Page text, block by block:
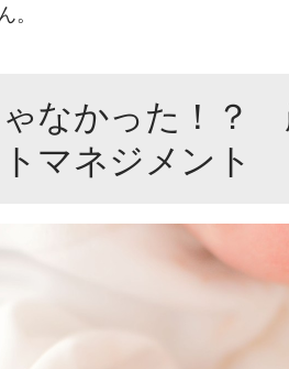
。
なかった！？
マネジメント